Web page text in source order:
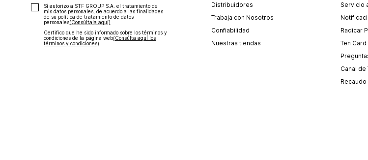
Sí autorizo a STF GROUP S.A. el tratamiento de
mis datos personales, de acuerdo a las finalidades
de su política de tratamiento de datos
personales‎(Consúltala aquí)
Certifico que he sido informado sobre los términos y
condiciones de la página web‎(Consúlta aquí los
términos y condiciones)
Distribuidores
Trabaja con Nosotros
Confiabilidad
Nuestras tiendas
Servicio
Radicar
Ten
Canal de
Recaudo